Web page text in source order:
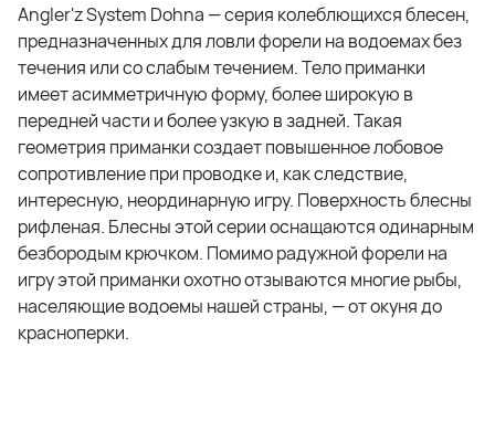
Angler'z System Dohna — серия колеблющихся блесен,
предназначенных для ловли форели на водоемах без
течения или со слабым течением. Тело приманки
имеет асимметричную форму, более широкую в
передней части и более узкую в задней. Такая
геометрия приманки создает повышенное лобовое
сопротивление при проводке и, как следствие,
интересную, неординарную игру. Поверхность блесны
рифленая. Блесны этой серии оснащаются одинарным
безбородым крючком. Помимо радужной форели на
игру этой приманки охотно отзываются многие рыбы,
населяющие водоемы нашей страны, — от окуня до
красноперки.